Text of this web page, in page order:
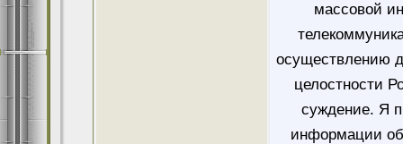
массовой
осуществлению
целостности
суждение. Я
информации